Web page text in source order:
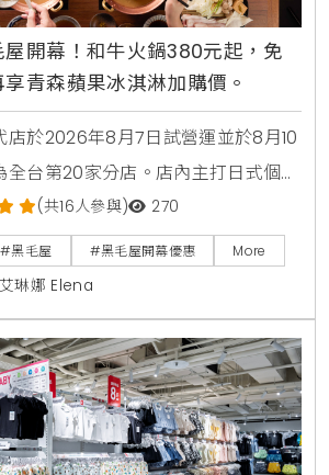
開幕！和牛火鍋380元起，免
青森蘋果冰淇淋加購價。
店於2026年8月7日試營運並於8月10
全台第20家分店。店內主打日式個人
並推出夏季限定番茄鍋。歡慶新店
On the Road推出青森蘋果義式手工
祭出追蹤官方社群免費送伊比利豬
淋等多重優惠。
(共16人參與) 270
#黑毛屋 #黑毛屋開幕優惠 More
琳娜 Elena